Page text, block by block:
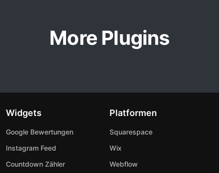
More Plugins
Widgets
Google Bewertungen
Instagram Feed
Countdown Zähler
Platformen
Squarespace
Wix
Webflow